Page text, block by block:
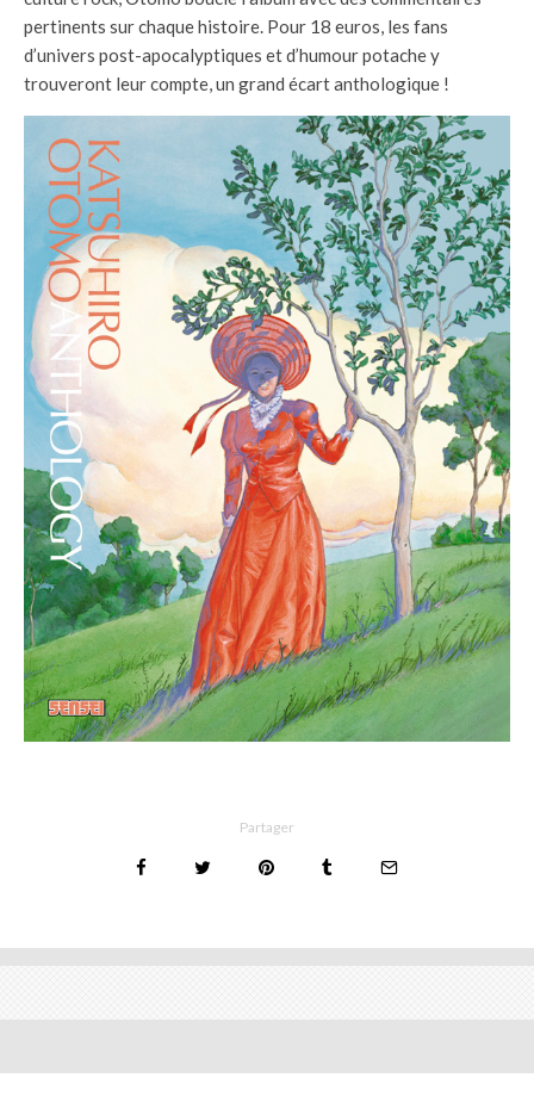
pertinents sur chaque histoire. Pour 18 euros, les fans
d’univers post-apocalyptiques et d’humour potache y
trouveront leur compte, un grand écart anthologique !
Partager